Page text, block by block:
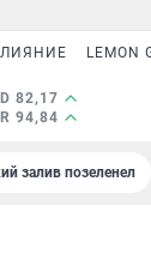
LEMON
82,17
94,84
залив позеленел